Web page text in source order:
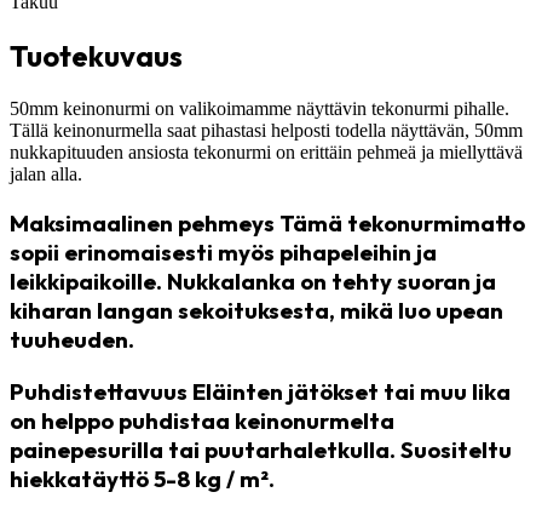
Tuotekuvaus
50mm keinonurmi on valikoimamme näyttävin tekonurmi pihalle.
Tällä keinonurmella saat pihastasi helposti todella näyttävän, 50mm
nukkapituuden ansiosta tekonurmi on erittäin pehmeä ja miellyttävä
jalan alla.
Maksimaalinen pehmeys Tämä tekonurmimatto
sopii erinomaisesti myös pihapeleihin ja
leikkipaikoille. Nukkalanka on tehty suoran ja
kiharan langan sekoituksesta, mikä luo upean
tuuheuden.
Puhdistettavuus Eläinten jätökset tai muu lika
on helppo puhdistaa keinonurmelta
painepesurilla tai puutarhaletkulla. Suositeltu
hiekkatäyttö 5-8 kg / m².